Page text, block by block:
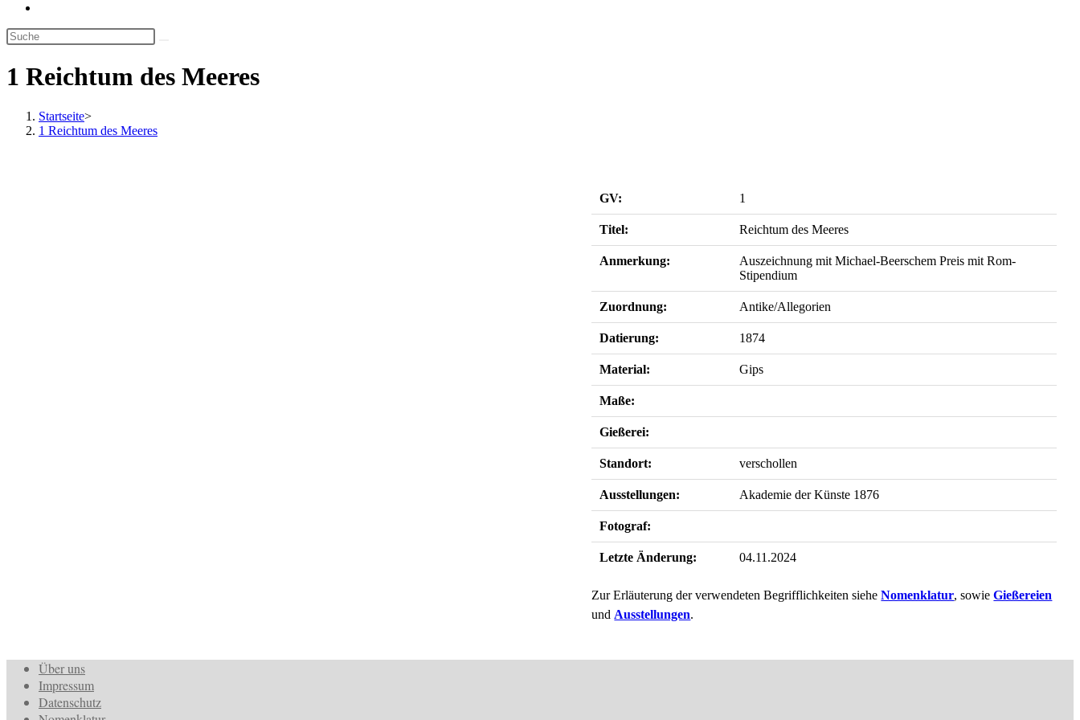
umschalten
1 Reichtum des Meeres
Startseite>
1 Reichtum des Meeres
GV: 1
Titel: Reichtum des Meeres
Anmerkung:
Auszeichnung mit Michael-Beerschem Preis mit Rom-
Stipendium
Zuordnung: Antike/Allegorien
Datierung: 1874
Material: Gips
Maße:
Gießerei:
Standort: verschollen
Ausstellungen: Akademie der Künste 1876
Fotograf:
Letzte Änderung: 04.11.2024
Zur Erläuterung der verwendeten Begrifflichkeiten sieheNomenklatur, sowieGießereien
und Ausstellungen.
Über uns
Impressum
Datenschutz